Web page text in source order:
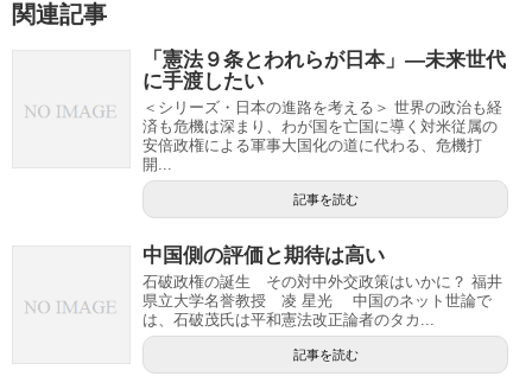
関連記事
「憲法９条とわれらが日本」―未来世代
に手渡したい
＜シリーズ・日本の進路を考える＞ 世界の政治も経
済も危機は深まり、わが国を亡国に導く対米従属の
安倍政権による軍事大国化の道に代わる、危機打
開...
記事を読む
中国側の評価と期待は高い
石破政権の誕生 その対中外交政策はいかに？ 福井
県立大学名誉教授 凌 星光 中国のネット世論で
は、石破茂氏は平和憲法改正論者のタカ...
記事を読む